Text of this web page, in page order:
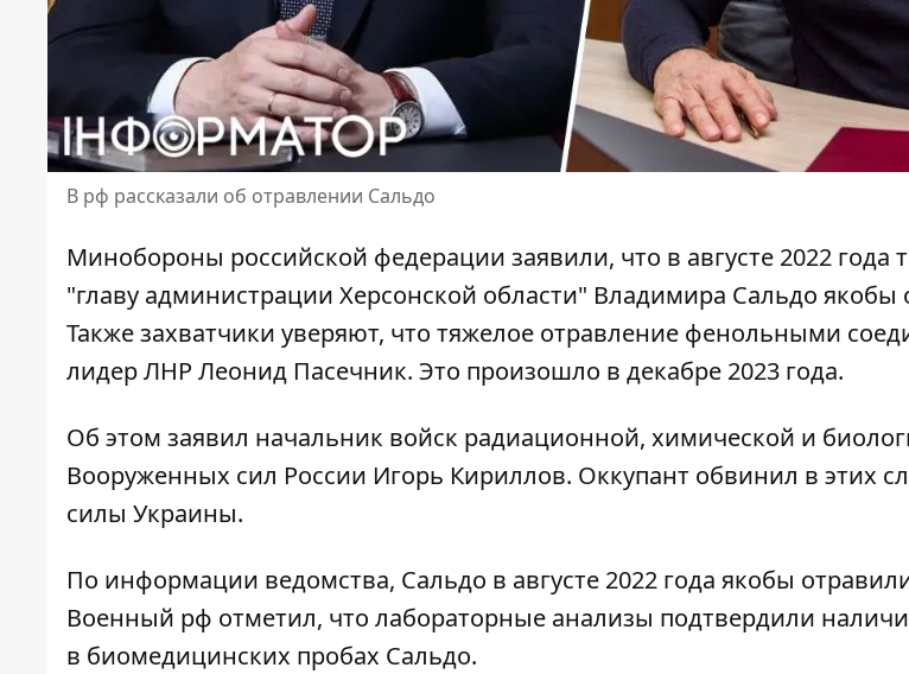
В рф рассказали об отравлении Сальдо
Минобороны российской федерации заявили, что в августе 2022 года
"главу администрации Херсонской области" Владимира Сальдо якобы
Также захватчики уверяют, что тяжелое отравление фенольными
лидер ЛНР Леонид Пасечник. Это произошло в декабре 2023 года.
Об этом заявил начальник войск радиационной, химической и
Вооруженных сил России Игорь Кириллов. Оккупант обвинил в этих
силы Украины.
По информации ведомства, Сальдо в августе 2022 года якобы
Военный рф отметил, что лабораторные анализы подтвердили
в биомедицинских пробах Сальдо.